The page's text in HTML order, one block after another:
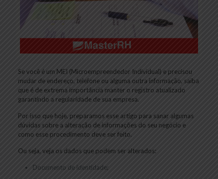
Se você é um MEI (Microempreendedor Individual) e precisou
mudar de endereço, telefone ou alguma outra informação, saiba
que é de extrema importância manter o registro atualizado
garantindo a regularidade de sua empresa.
Por isso que hoje, preparamos esse artigo para sanar algumas
dúvidas sobre a alteração de informações do seu negócio e
como esse procedimento deve ser feito.
Ou seja, veja os dados que podem ser alterados:
Documento de identidade;